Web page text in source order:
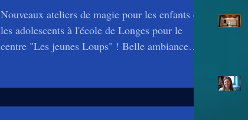
Nouveaux ateliers de magie pour les enfants et
les adolescents à l'école de Longes pour le
centre "Les jeunes Loups" ! Belle ambiance